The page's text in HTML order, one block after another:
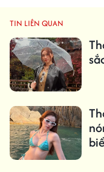
TIN LIÊN QUAN